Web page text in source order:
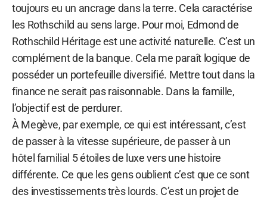
toujours eu un ancrage dans la terre. Cela caractérise
les Rothschild au sens large. Pour moi, Edmond de
Rothschild Héritage est une activité naturelle. C’est un
complément de la banque. Cela me paraît logique de
posséder un portefeuille diversifié. Mettre tout dans la
finance ne serait pas raisonnable. Dans la famille,
l’objectif est de perdurer.
À Megève, par exemple, ce qui est intéressant, c’est
de passer à la vitesse supérieure, de passer à un
hôtel familial 5 étoiles de luxe vers une histoire
différente. Ce que les gens oublient c’est que ce sont
des investissements très lourds. C’est un projet de